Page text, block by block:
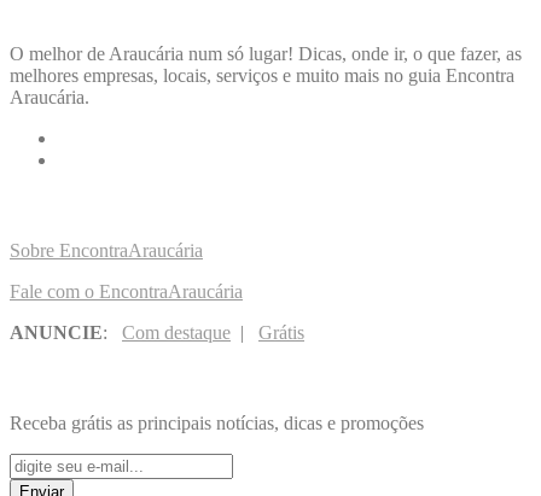
O melhor de Araucária num só lugar! Dicas, onde ir, o que fazer, as
melhores empresas, locais, serviços e muito mais no guia Encontra
Araucária.
Sobre EncontraAraucária
Fale com o EncontraAraucária
ANUNCIE: Com destaque | Grátis
Receba grátis as principais notícias, dicas e promoções